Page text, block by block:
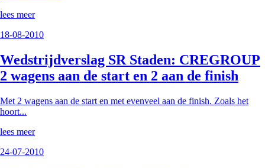
lees meer
18-08-2010
Wedstrijdverslag SR Staden: CREGROUP
2 wagens aan de start en 2 aan de finish
Met 2 wagens aan de start en met evenveel aan de finish. Zoals het
hoort...
lees meer
24-07-2010